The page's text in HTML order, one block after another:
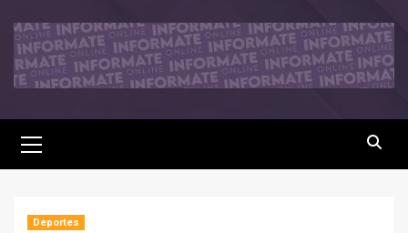
Deportes